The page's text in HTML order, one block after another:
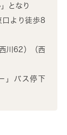
となり
口より徒歩8
川62）（西
」バス停下